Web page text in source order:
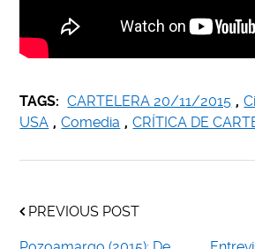
TAGS: CARTELERA 20/11/2015 ,
USA , Comedia , CRÍTICA DE
PREVIOUS POST